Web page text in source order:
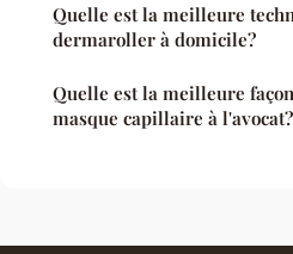
Quelle est la meilleure
dermaroller à domicile?
Quelle est la meilleure
masque capillaire à l'avocat?